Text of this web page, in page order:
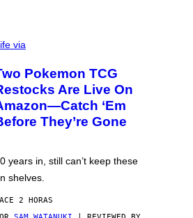
via
Pokemon TCG
Are Live On
‘Em
They’re Gone
years in, still can’t keep these
shelves.
2 HORAS